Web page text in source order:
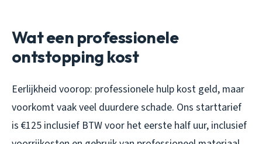
Wat een professionele
ontstopping kost
Eerlijkheid voorop: professionele hulp kost geld, maar
voorkomt vaak veel duurdere schade. Ons starttarief
is €125 inclusief BTW voor het eerste half uur, inclusief